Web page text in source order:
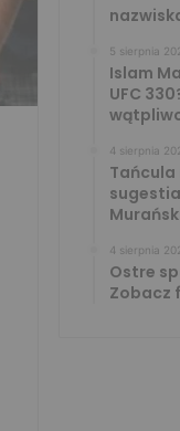
5 sierpnia
Islam
UFC
4 sierpnia
Tańcula
4 sierpnia
Ostre
Zobacz